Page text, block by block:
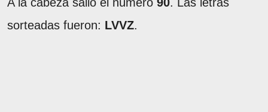
sorteadas fueron: LVVZ.